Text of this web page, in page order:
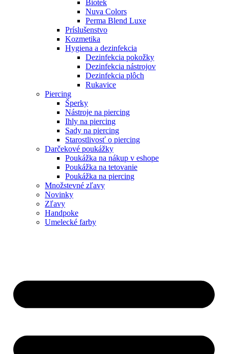
Biotek
Nuva Colors
Perma Blend Luxe
Príslušenstvo
Kozmetika
Hygiena a dezinfekcia
Dezinfekcia pokožky
Dezinfekcia nástrojov
Dezinfekcia plôch
Rukavice
Piercing
Šperky
Nástroje na piercing
Ihly na piercing
Sady na piercing
Starostlivosť o piercing
Darčekové poukážky
Poukážka na nákup v eshope
Poukážka na tetovanie
Poukážka na piercing
Množstevné zľavy
Novinky
Zľavy
Handpoke
Umelecké farby